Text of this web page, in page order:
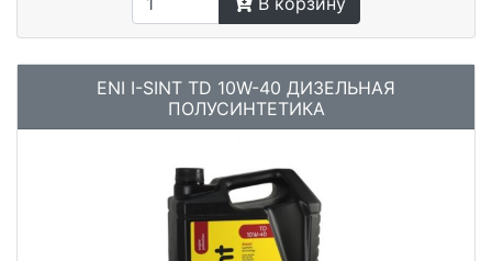
ENI I-SINT TD 10W-40 ДИЗЕЛЬНАЯ
ПОЛУСИНТЕТИКА